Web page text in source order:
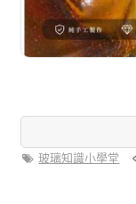
玻璃知識小學堂